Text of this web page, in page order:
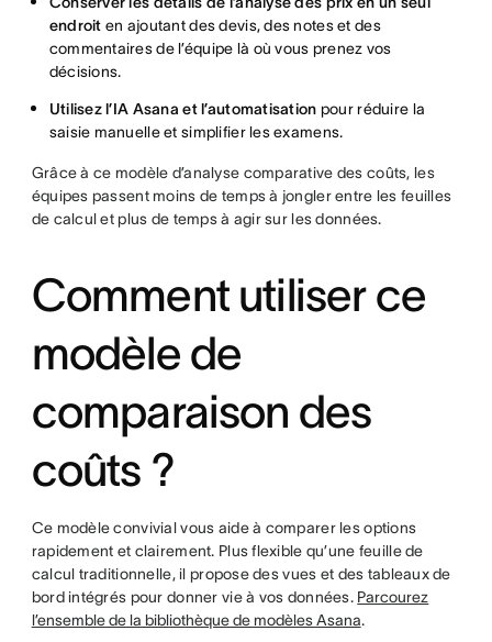
endroit en ajoutant des devis, des notes et des
commentaires de l’équipe là où vous prenez vos
décisions.
Utilisez l’IA Asana et l’automatisation pour réduire la
saisie manuelle et simplifier les examens.
Grâce à ce modèle d’analyse comparative des coûts, les
équipes passent moins de temps à jongler entre les feuilles
de calcul et plus de temps à agir sur les données.
Comment utiliser ce
modèle de
comparaison des
coûts ?
Ce modèle convivial vous aide à comparer les options
rapidement et clairement. Plus flexible qu’une feuille de
calcul traditionnelle, il propose des vues et des tableaux de
bord intégrés pour donner vie à vos données. Parcourez
l’ensemble de la bibliothèque de modèles Asana.